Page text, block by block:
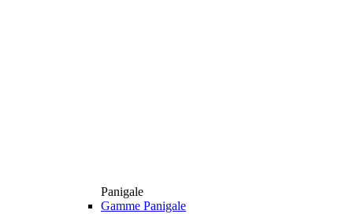
Panigale
Gamme Panigale